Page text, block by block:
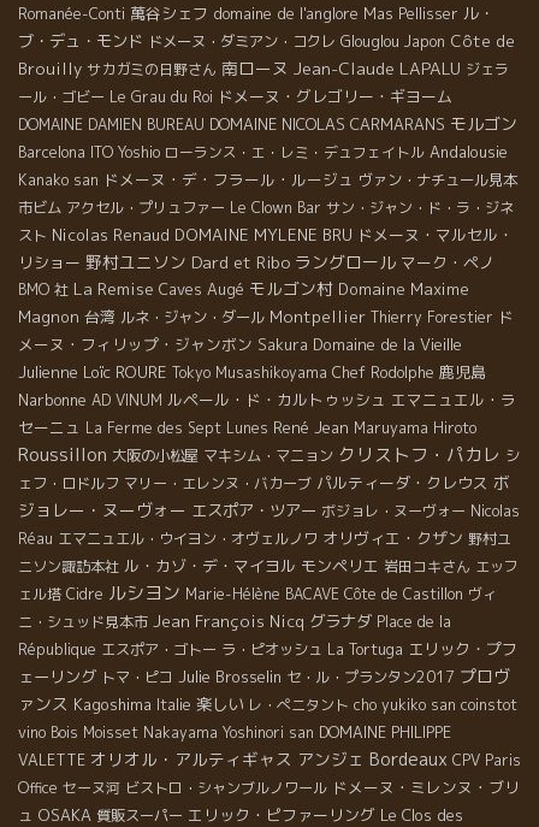
Romanée-Conti 萬谷シェフ domaine de l'anglore Mas Pellisser ル・
ブ・デュ・モンド ドメーヌ・ダミアン・コクレ Glouglou Japon Côte de
Brouilly サカガミの日野さん 南ローヌ Jean-Claude LAPALU ジェラ
ール・ゴビー Le Grau du Roi ドメーヌ・グレゴリー・ギヨーム
DOMAINE DAMIEN BUREAU DOMAINE NICOLAS CARMARANS モルゴン
Barcelona ITO Yoshio ローランス・エ・レミ・デュフェイトル Andalousie
Kanako san ドメーヌ・デ・フラール・ルージュ ヴァン・ナチュール見本
市ビム アクセル・プリュファー Le Clown Bar サン・ジャン・ド・ラ・ジネ
スト Nicolas Renaud DOMAINE MYLENE BRU ドメーヌ・マルセル・
リショー 野村ユニソン Dard et Ribo ラングロール マーク・ペノ
BMO 社 La Remise Caves Augé モルゴン村 Domaine Maxime
Magnon 台湾 ルネ・ジャン・ダール Montpellier Thierry Forestier ド
メーヌ・フィリップ・ジャンボン Sakura Domaine de la Vieille
Julienne Loïc ROURE Tokyo Musashikoyama Chef Rodolphe 鹿児島
Narbonne AD VINUM ルペール・ド・カルトゥッシュ エマニュエル・ラ
セーニュ La Ferme des Sept Lunes René Jean Maruyama Hiroto
Roussillon 大阪の小松屋 マキシム・マニョン クリストフ・パカレ シ
ェフ・ロドルフ マリー・エレンヌ・バカーブ パルティーダ・クレウス ボ
ジョレー・ヌーヴォー エスポア・ツアー ボジョレ・ヌーヴォー Nicolas
Réau エマニュエル・ウイヨン・オヴェルノワ オリヴィエ・クザン 野村ユ
ニソン諏訪本社 ル・カゾ・デ・マイヨル モンペリエ 岩田コキさん エッフ
ェル塔 Cidre ルシヨン Marie-Hélène BACAVE Côte de Castillon ヴィ
ニ・シュッド見本市 Jean François Nicq グラナダ Place de la
République エスポア・ゴトー ラ・ピオッシュ La Tortuga エリック・プフ
ェーリング トマ・ピコ Julie Brosselin セ・ル・プランタン2017 プロヴ
ァンス Kagoshima Italie 楽しい レ・ぺニタント cho yukiko san coinstot
vino Bois Moisset Nakayama Yoshinori san DOMAINE PHILIPPE
VALETTE オリオル・アルティギャス アンジェ Bordeaux CPV Paris
Office セーヌ河 ビストロ・シャンブルノワール ドメーヌ・ミレンヌ・ブリ
ュ OSAKA 質販スーパー エリック・ピファーリング Le Clos des